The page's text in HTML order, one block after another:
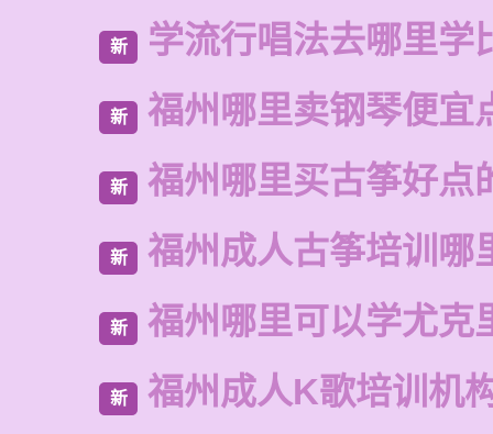
新 学流行唱法去哪里学
新 福州哪里卖钢琴便宜
新 福州哪里买古筝好点
新 福州成人古筝培训哪
新 福州哪里可以学尤克
新 福州成人K歌培训机